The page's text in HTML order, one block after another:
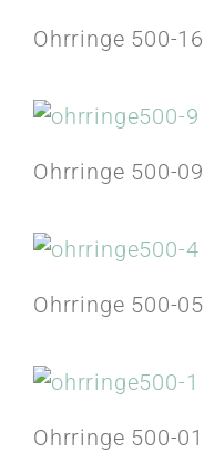
Ohrringe 500-16
Ohrringe 500-09
Ohrringe 500-05
Ohrringe 500-01